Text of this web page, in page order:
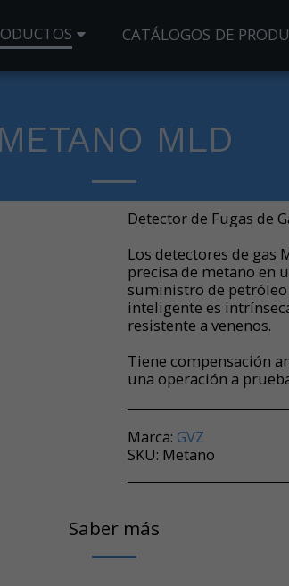
CATÁLOGOS DE
METANO MLD
Detector de Fugas de
Los detectores de gas
precisa de metano en
suministro de petróleo
inteligente es
resistente a venenos.
Tiene compensación
una operación a
Marca: GVZ
SKU: Metano
Saber más